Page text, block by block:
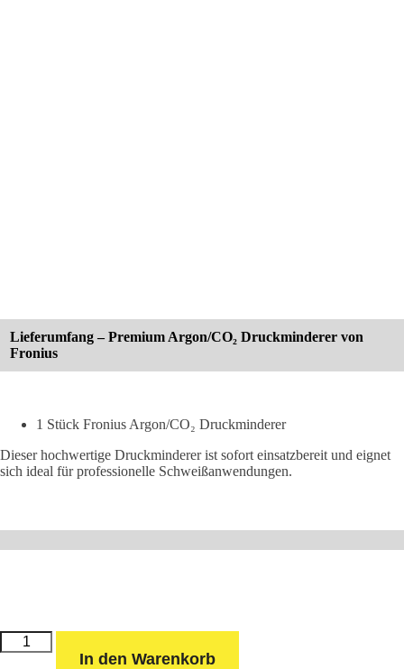
Lieferumfang – Premium Argon/CO₂ Druckminderer von
Fronius
1 Stück Fronius Argon/CO₂ Druckminderer
Dieser hochwertige Druckminderer ist sofort einsatzbereit und eignet
sich ideal für professionelle Schweißanwendungen.
Fronius
Argon
In den Warenkorb